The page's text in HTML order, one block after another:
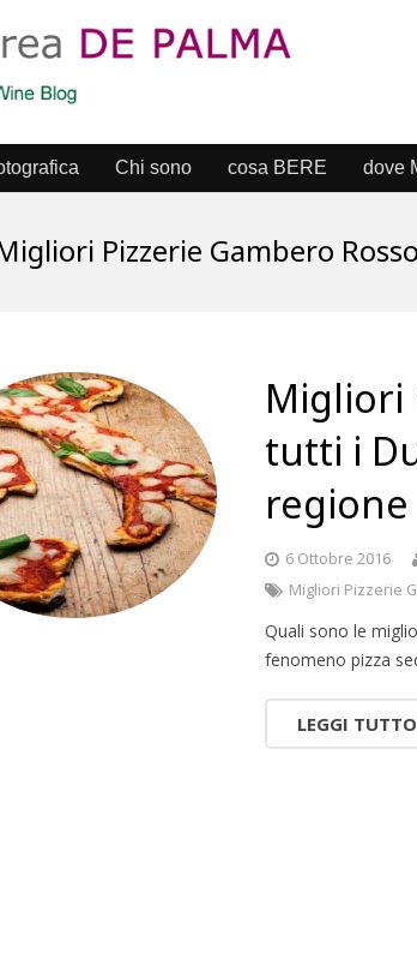
Chi sono cosa BERE dove
Pizzerie Gambero Rosso
Migliori
tutti i
regione
6 Ottobre 2016
Migliori Pizzerie
Quali sono le
fenomeno pizza
LEGGI TUTTO